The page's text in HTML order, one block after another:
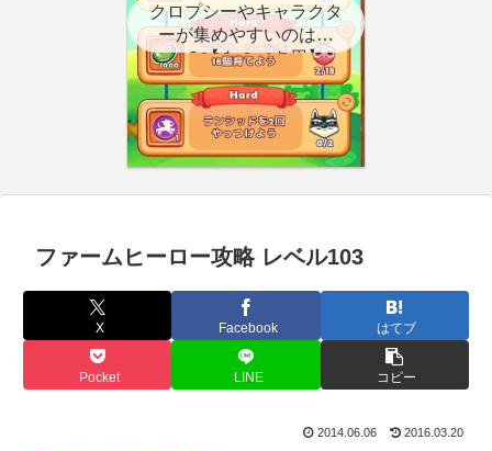
クロプシーやキャラクタ
ーが集めやすいのはど
こ？【クエスト用】
ファームヒーロー攻略 レベル103
X Facebook はてブ
Pocket LINE コピー
2014.06.06 2016.03.20